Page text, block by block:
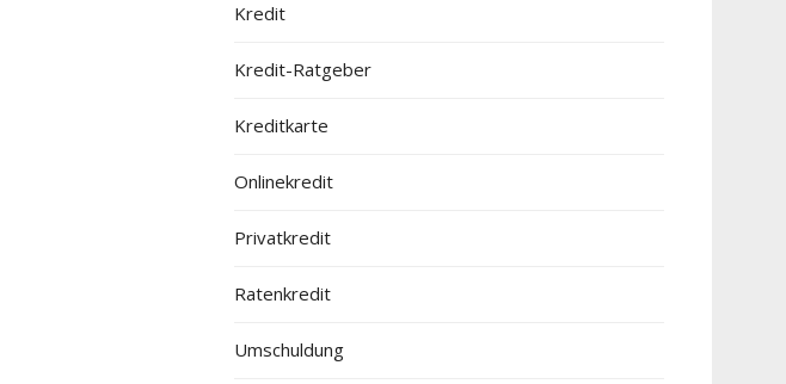
Kredit
Kredit-Ratgeber
Kreditkarte
Onlinekredit
Privatkredit
Ratenkredit
Umschuldung